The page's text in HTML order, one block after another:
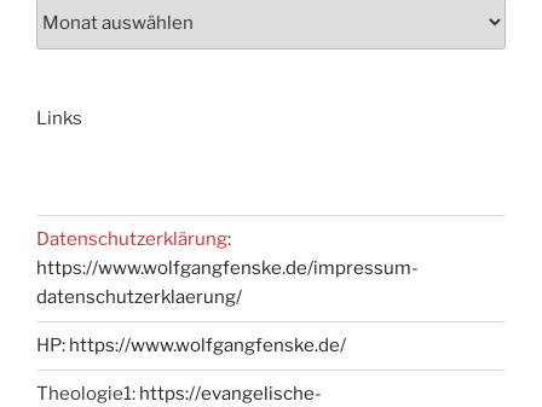
Links
Datenschutzerklärung:
https://www.wolfgangfenske.de/impressum-
datenschutzerklaerung/
HP: https://www.wolfgangfenske.de/
Theologie1: https://evangelische-